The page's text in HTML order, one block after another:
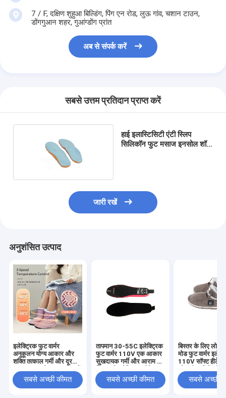
7 / F, दक्षिण शुहुआ बिल्डिंग, पिंग एन रोड, लुऊ गांव, चशान टाउन,
डोंगगुआन शहर, गुआंग्डोंग प्रांत
अब से संपर्क करें
सबसे उत्तम प्रतिदान प्राप्त करें
हाई इलास्टिसिटी एंटी स्लिप
सिलिकॉन फुट मसाज इनसोल शॉक
जारी रखें
अनुशंसित उत्पाद
इलेक्ट्रिक फुट वार्मर
अनुकूलन योग्य आकार और
शक्ति तत्काल गर्मी और दूर
सुधार करने के लिए प्रदान
करता है
सबसे अच्छी कीमत
तापमान 30-55C इलेक्ट्रिक
फुट वार्मर 110V एक आकार
सुखदायक गर्मी और आराम के
फुट पैड पर फिट बैठता है
सबसे अच्छी कीमत
बिस्तर के लिए लो
मोड फुट वार्मर
110V सॉफ्ट हीटेड
प्रदान करता है
सबसे अच्छी